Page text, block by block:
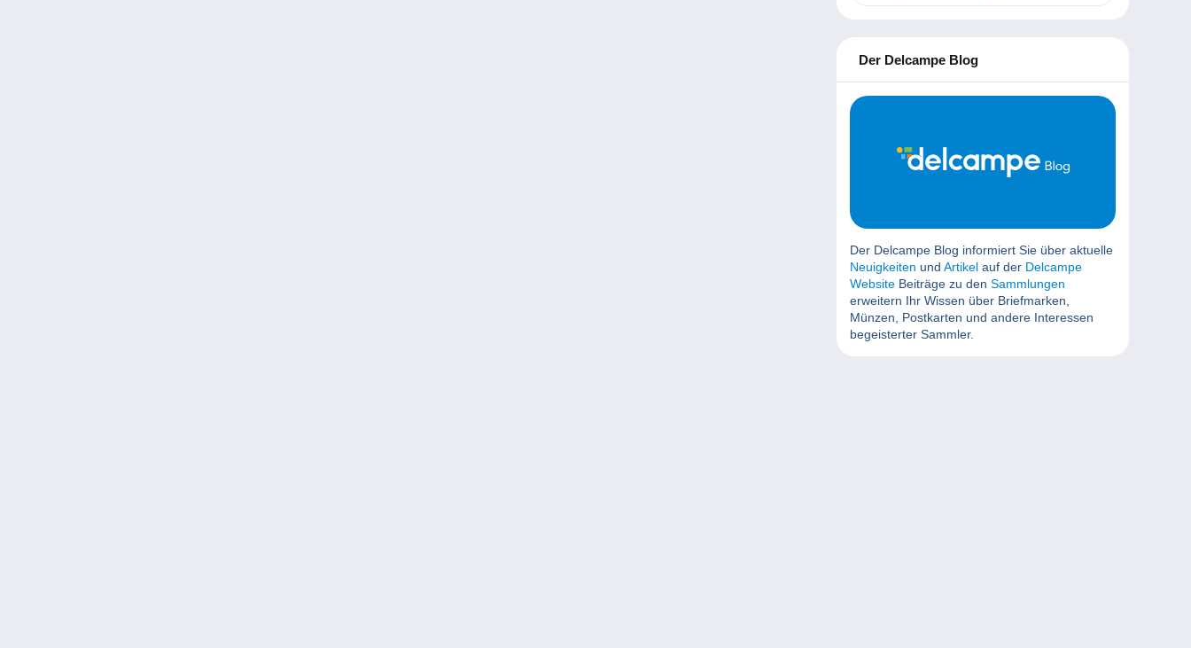
Der Delcampe Blog
Der Delcampe Blog informiert Sie über aktuelle
Neuigkeiten und Artikel auf der Delcampe
Website Beiträge zu den Sammlungen
erweitern Ihr Wissen über Briefmarken,
Münzen, Postkarten und andere Interessen
begeisterter Sammler.